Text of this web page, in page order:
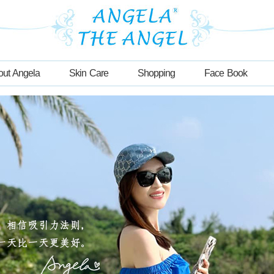
Angela Skin Care Shopping Face Book